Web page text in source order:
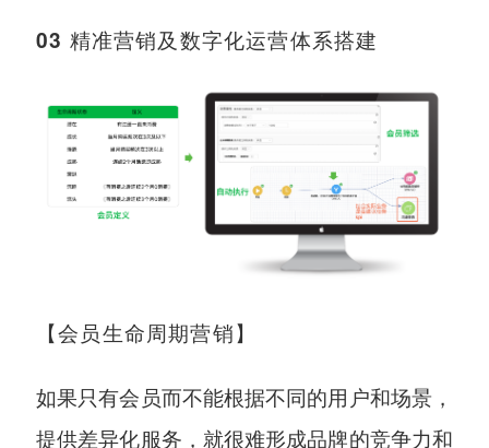
03 精准营销及数字化运营体系搭建
【会员生命周期营销】
如果只有会员而不能根据不同的用户和场景，
提供差异化服务，就很难形成品牌的竞争力和